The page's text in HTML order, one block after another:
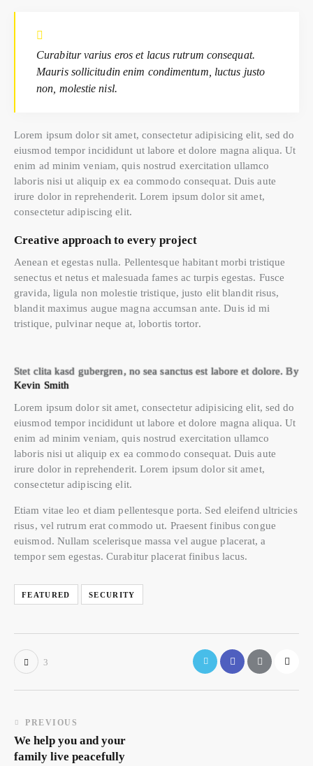
Curabitur varius eros et lacus rutrum consequat.
Mauris sollicitudin enim condimentum, luctus justo
non, molestie nisl.
Lorem ipsum dolor sit amet, consectetur adipisicing elit, sed do
eiusmod tempor incididunt ut labore et dolore magna aliqua. Ut
enim ad minim veniam, quis nostrud exercitation ullamco
laboris nisi ut aliquip ex ea commodo consequat. Duis aute
irure dolor in reprehenderit. Lorem ipsum dolor sit amet,
consectetur adipiscing elit.
Creative approach to every project
Aenean et egestas nulla. Pellentesque habitant morbi tristique
senectus et netus et malesuada fames ac turpis egestas. Fusce
gravida, ligula non molestie tristique, justo elit blandit risus,
blandit maximus augue magna accumsan ante. Duis id mi
tristique, pulvinar neque at, lobortis tortor.
Stet clita kasd gubergren, no sea sanctus est labore et dolore. By
Kevin Smith
Lorem ipsum dolor sit amet, consectetur adipisicing elit, sed do
eiusmod tempor incididunt ut labore et dolore magna aliqua. Ut
enim ad minim veniam, quis nostrud exercitation ullamco
laboris nisi ut aliquip ex ea commodo consequat. Duis aute
irure dolor in reprehenderit. Lorem ipsum dolor sit amet,
consectetur adipiscing elit.
Etiam vitae leo et diam pellentesque porta. Sed eleifend ultricies
risus, vel rutrum erat commodo ut. Praesent finibus congue
euismod. Nullam scelerisque massa vel augue placerat, a
tempor sem egestas. Curabitur placerat finibus lacus.
FEATURED SECURITY
3
PREVIOUS
We help you and your
family live peacefully